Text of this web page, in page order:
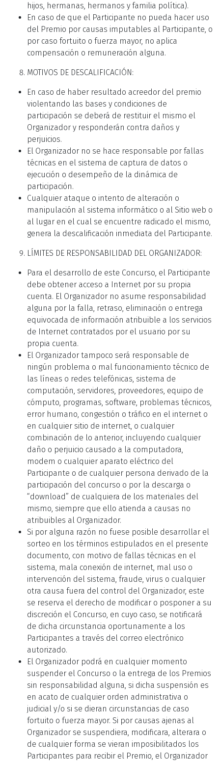
hijos, hermanas, hermanos y familia política).
En caso de que el Participante no pueda hacer uso
del Premio por causas imputables al Participante, o
por caso fortuito o fuerza mayor, no aplica
compensación o remuneración alguna.
MOTIVOS DE DESCALIFICACIÓN:
En caso de haber resultado acreedor del premio
violentando las bases y condiciones de
participación se deberá de restituir el mismo el
Organizador y responderán contra daños y
perjuicios.
El Organizador no se hace responsable por fallas
técnicas en el sistema de captura de datos o
ejecución o desempeño de la dinámica de
participación.
Cualquier ataque o intento de alteración o
manipulación al sistema informático o al Sitio web o
al lugar en el cual se encuentre radicado el mismo,
genera la descalificación inmediata del Participante.
LÍMITES DE RESPONSABILIDAD DEL ORGANIZADOR:
Para el desarrollo de este Concurso, el Participante
debe obtener acceso a Internet por su propia
cuenta. El Organizador no asume responsabilidad
alguna por la falla, retraso, eliminación o entrega
equivocada de información atribuible a los servicios
de Internet contratados por el usuario por su
propia cuenta.
El Organizador tampoco será responsable de
ningún problema o mal funcionamiento técnico de
las líneas o redes telefónicas, sistema de
computación, servidores, proveedores, equipo de
cómputo, programas, software, problemas técnicos,
error humano, congestión o tráfico en el internet o
en cualquier sitio de internet, o cualquier
combinación de lo anterior, incluyendo cualquier
daño o perjuicio causado a la computadora,
modem o cualquier aparato eléctrico del
Participante o de cualquier persona derivado de la
participación del concurso o por la descarga o
“download” de cualquiera de los materiales del
mismo, siempre que ello atienda a causas no
atribuibles al Organizador.
Si por alguna razón no fuese posible desarrollar el
sorteo en los términos estipulados en el presente
documento, con motivo de fallas técnicas en el
sistema, mala conexión de internet, mal uso o
intervención del sistema, fraude, virus o cualquier
otra causa fuera del control del Organizador, este
se reserva el derecho de modificar o posponer a su
discreción el Concurso, en cuyo caso, se notificará
de dicha circunstancia oportunamente a los
Participantes a través del correo electrónico
autorizado.
El Organizador podrá en cualquier momento
suspender el Concurso o la entrega de los Premios
sin responsabilidad alguna, si dicha suspensión es
en acato de cualquier orden administrativa o
judicial y/o si se dieran circunstancias de caso
fortuito o fuerza mayor. Si por causas ajenas al
Organizador se suspendiera, modificara, alterara o
de cualquier forma se vieran imposibilitados los
Participantes para recibir el Premio, el Organizador